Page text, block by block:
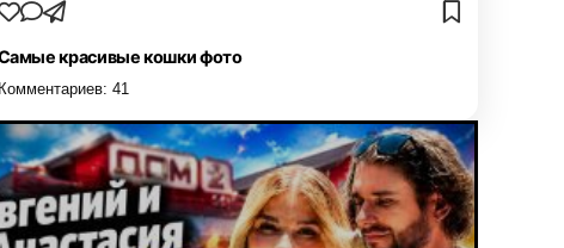
красивые кошки фото
Комментариев: 41